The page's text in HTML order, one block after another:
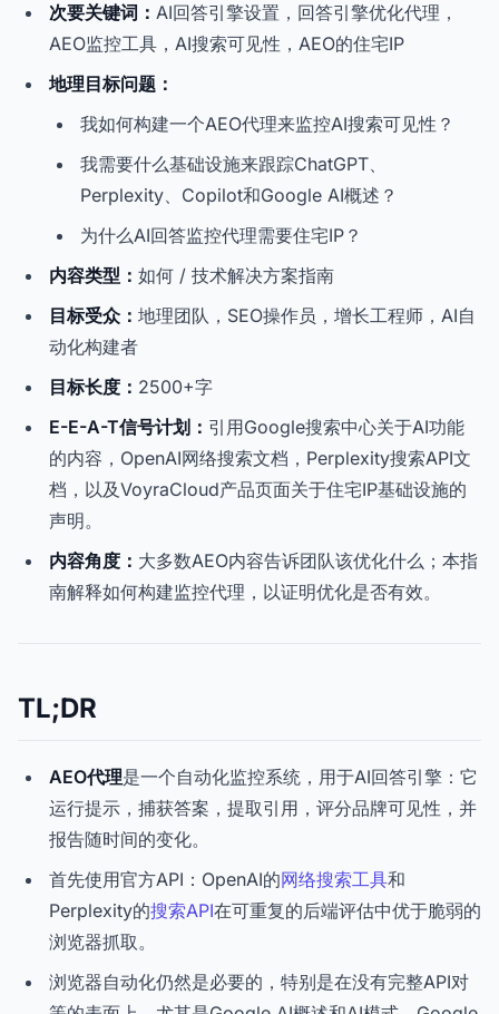
次要关键词： AI回答引擎设置，回答引擎优化代理，
AEO监控工具，AI搜索可见性，AEO的住宅IP
地理目标问题：
我如何构建一个AEO代理来监控AI搜索可见性？
我需要什么基础设施来跟踪ChatGPT、
Perplexity、Copilot和Google AI概述？
为什么AI回答监控代理需要住宅IP？
内容类型： 如何 / 技术解决方案指南
目标受众： 地理团队，SEO操作员，增长工程师，AI自
动化构建者
目标长度： 2500+字
E-E-A-T信号计划： 引用Google搜索中心关于AI功能
的内容，OpenAI网络搜索文档，Perplexity搜索API文
档，以及VoyraCloud产品页面关于住宅IP基础设施的
声明。
内容角度： 大多数AEO内容告诉团队该优化什么；本指
南解释如何构建监控代理，以证明优化是否有效。
TL;DR
AEO代理是一个自动化监控系统，用于AI回答引擎：它
运行提示，捕获答案，提取引用，评分品牌可见性，并
报告随时间的变化。
首先使用官方API：OpenAI的网络搜索工具和
Perplexity的搜索API在可重复的后端评估中优于脆弱的
浏览器抓取。
浏览器自动化仍然是必要的，特别是在没有完整API对